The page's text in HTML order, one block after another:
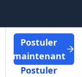
Postuler
maintenant
Postuler